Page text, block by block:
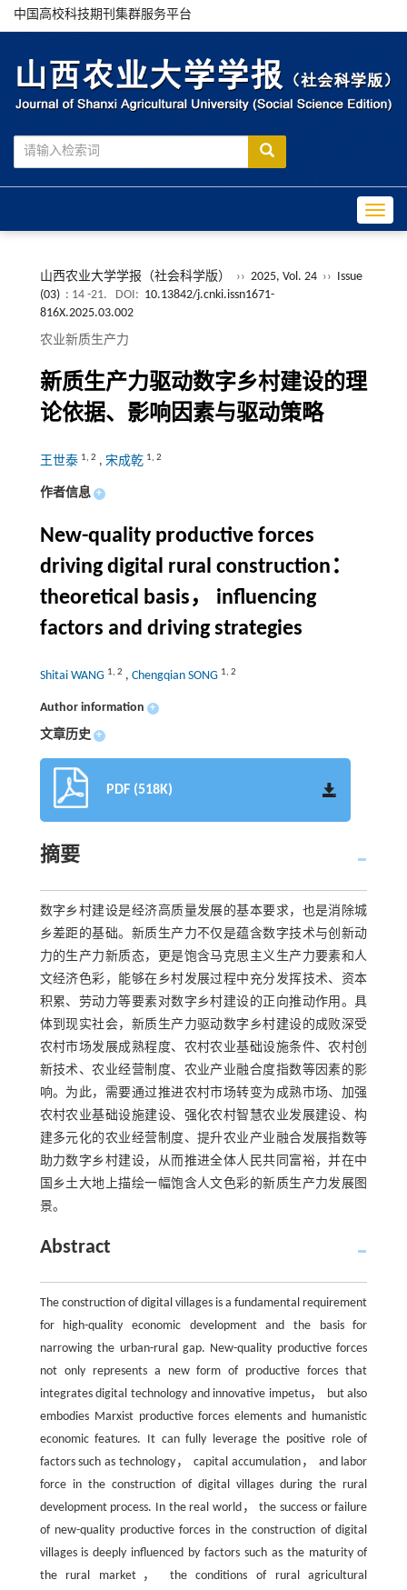
中国高校科技期刊集群服务平台
山西农业大学学报（社会科学版） ›› 2025, Vol. 24 ›› Issue
(03) : 14 -21. DOI: 10.13842/j.cnki.issn1671-
816X.2025.03.002
农业新质生产力
新质生产力驱动数字乡村建设的理
论依据、影响因素与驱动策略
王世泰 1, 2 , 宋成乾 1, 2
作者信息 +
New-quality productive forces
driving digital rural construction：
theoretical basis， influencing
factors and driving strategies
Shitai WANG 1, 2 , Chengqian SONG 1, 2
Author information +
文章历史 +
PDF (518K)
摘要
数字乡村建设是经济高质量发展的基本要求，也是消除城
乡差距的基础。新质生产力不仅是蕴含数字技术与创新动
力的生产力新质态，更是饱含马克思主义生产力要素和人
文经济色彩，能够在乡村发展过程中充分发挥技术、资本
积累、劳动力等要素对数字乡村建设的正向推动作用。具
体到现实社会，新质生产力驱动数字乡村建设的成败深受
农村市场发展成熟程度、农村农业基础设施条件、农村创
新技术、农业经营制度、农业产业融合度指数等因素的影
响。为此，需要通过推进农村市场转变为成熟市场、加强
农村农业基础设施建设、强化农村智慧农业发展建设、构
建多元化的农业经营制度、提升农业产业融合发展指数等
助力数字乡村建设，从而推进全体人民共同富裕，并在中
国乡土大地上描绘一幅饱含人文色彩的新质生产力发展图
景。
Abstract
The construction of digital villages is a fundamental requirement
for high-quality economic development and the basis for
narrowing the urban-rural gap. New-quality productive forces
not only represents a new form of productive forces that
integrates digital technology and innovative impetus， but also
embodies Marxist productive forces elements and humanistic
economic features. It can fully leverage the positive role of
factors such as technology， capital accumulation， and labor
force in the construction of digital villages during the rural
development process. In the real world， the success or failure
of new-quality productive forces in the construction of digital
villages is deeply influenced by factors such as the maturity of
the rural market， the conditions of rural agricultural